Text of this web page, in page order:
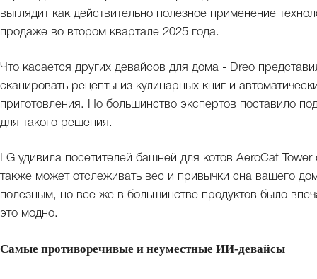
выглядит как действительно полезное применение
продаже во втором квартале 2025 года.
Что касается других девайсов для дома - Dreo
сканировать рецепты из кулинарных книг и
приготовления. Но большинство экспертов поставило
для такого решения.
LG удивила посетителей башней для котов AeroCat
также может отслеживать вес и привычки сна вашего
полезным, но все же в большинстве продуктов было
это модно.
Самые противоречивые и неуместные ИИ-девайсы